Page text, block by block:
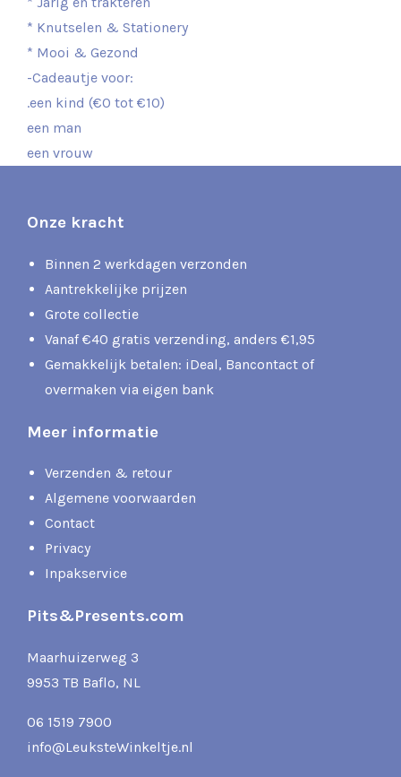
* Knutselen & Stationery
* Mooi & Gezond
-Cadeautje voor:
.een kind (€0 tot €10)
een man
een vrouw
Onze kracht
Binnen 2 werkdagen verzonden
Aantrekkelijke prijzen
Grote collectie
Vanaf €40 gratis verzending, anders €1,95
Gemakkelijk betalen: iDeal, Bancontact of
overmaken via eigen bank
Meer informatie
Verzenden & retour
Algemene voorwaarden
Contact
Privacy
Inpakservice
Pits&Presents.com
Maarhuizerweg 3
9953 TB Baflo, NL
06 1519 7900
info@LeuksteWinkeltje.nl